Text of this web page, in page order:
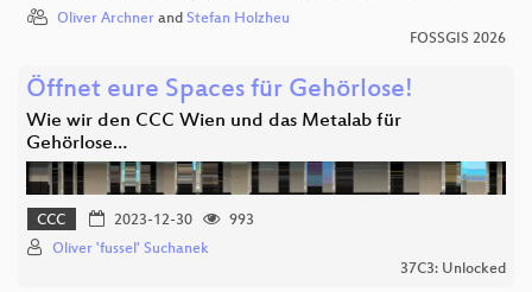
Oliver Archner and Stefan Holzheu
FOSSGIS 2026
Öffnet eure Spaces für Gehörlose!
Wie wir den CCC Wien und das Metalab für
Gehörlose…
CCC 2023-12-30
993
Oliver 'fussel' Suchanek
37C3: Unlocked